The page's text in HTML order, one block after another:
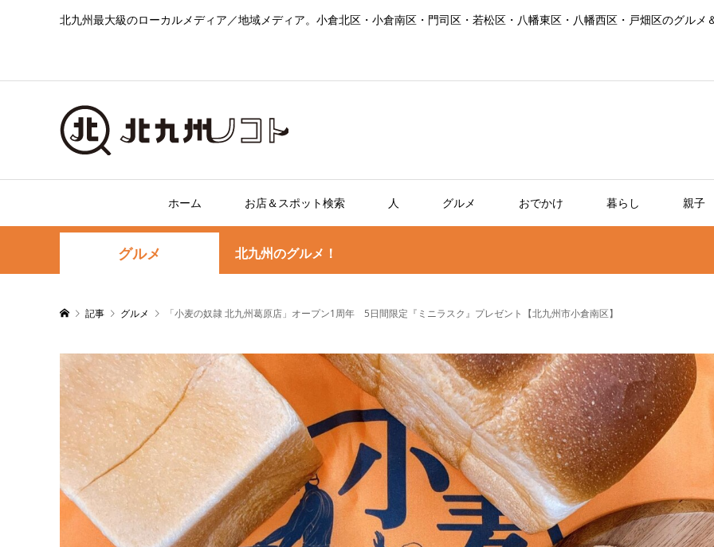
北九州最大級のローカルメディア／地域メディア。小倉北区・小倉南区・門司区・若松区・八幡東区・八幡西区・戸畑区のグル
ホーム お店＆スポット検索 人 グルメ おでかけ 暮らし 親子
グルメ 北九州のグルメ！
記事 グルメ 「小麦の奴隷 北九州葛原店」オープン1周年 5日間限定『ミニラスク』プレゼント【北九州市小倉南区】